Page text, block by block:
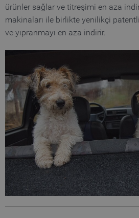
ürünler sağlar ve titreşimi en aza
makinaları ile birlikte yenilikçi
ve yıpranmayı en aza indirir.